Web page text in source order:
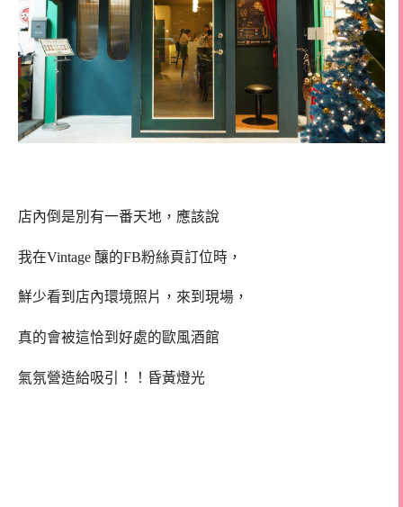
店內倒是別有一番天地，應該說
我在Vintage 釀的FB粉絲頁訂位時，
鮮少看到店內環境照片，來到現場，
真的會被這恰到好處的歐風酒館
氣氛營造給吸引！！昏黃燈光